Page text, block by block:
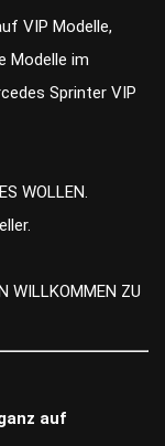
VIP Modelle,
Modelle im
Sprinter VIP
WOLLEN.
WILLKOMMEN ZU
auf